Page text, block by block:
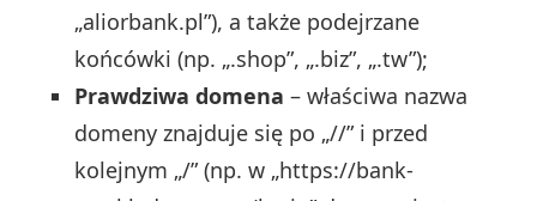
„aliorbank.pl”), a także podejrzane
końcówki (np. „.shop”, „.biz”, „.tw”);
Prawdziwa domena – właściwa nazwa
domeny znajduje się po „//” i przed
kolejnym „/” (np. w „https://bank-